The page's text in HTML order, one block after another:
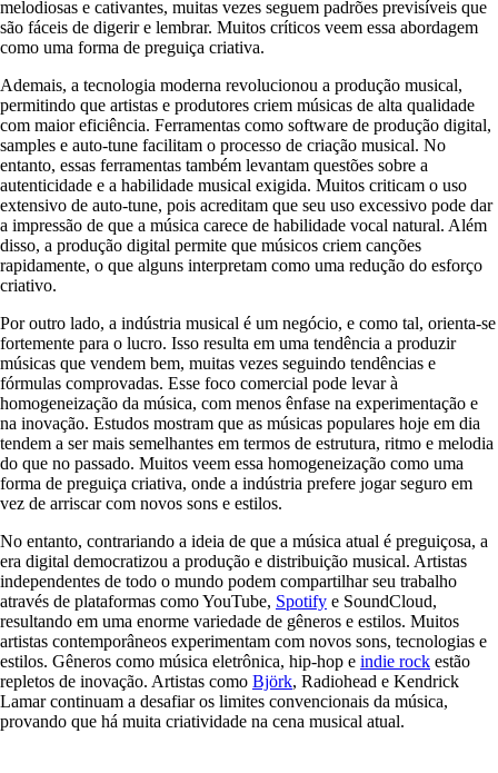
melodiosas e cativantes, muitas vezes seguem padrões previsíveis que
são fáceis de digerir e lembrar. Muitos críticos veem essa abordagem
como uma forma de preguiça criativa.
Ademais, a tecnologia moderna revolucionou a produção musical,
permitindo que artistas e produtores criem músicas de alta qualidade
com maior eficiência. Ferramentas como software de produção digital,
samples e auto-tune facilitam o processo de criação musical. No
entanto, essas ferramentas também levantam questões sobre a
autenticidade e a habilidade musical exigida. Muitos criticam o uso
extensivo de auto-tune, pois acreditam que seu uso excessivo pode dar
a impressão de que a música carece de habilidade vocal natural. Além
disso, a produção digital permite que músicos criem canções
rapidamente, o que alguns interpretam como uma redução do esforço
criativo.
Por outro lado, a indústria musical é um negócio, e como tal, orienta-se
fortemente para o lucro. Isso resulta em uma tendência a produzir
músicas que vendem bem, muitas vezes seguindo tendências e
fórmulas comprovadas. Esse foco comercial pode levar à
homogeneização da música, com menos ênfase na experimentação e
na inovação. Estudos mostram que as músicas populares hoje em dia
tendem a ser mais semelhantes em termos de estrutura, ritmo e melodia
do que no passado. Muitos veem essa homogeneização como uma
forma de preguiça criativa, onde a indústria prefere jogar seguro em
vez de arriscar com novos sons e estilos.
No entanto, contrariando a ideia de que a música atual é preguiçosa, a
era digital democratizou a produção e distribuição musical. Artistas
independentes de todo o mundo podem compartilhar seu trabalho
através de plataformas como YouTube, Spotify e SoundCloud,
resultando em uma enorme variedade de gêneros e estilos. Muitos
artistas contemporâneos experimentam com novos sons, tecnologias e
estilos. Gêneros como música eletrônica, hip-hop e indie rock estão
repletos de inovação. Artistas como Björk, Radiohead e Kendrick
Lamar continuam a desafiar os limites convencionais da música,
provando que há muita criatividade na cena musical atual.